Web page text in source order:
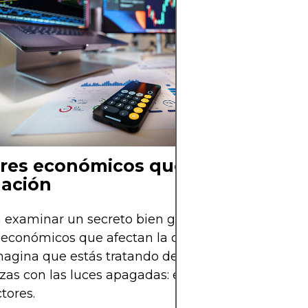
económicos que afectan la
examinar un secreto bien guardado del
que afectan la correlación entre
que estás tratando de armar un
con las luces apagadas: eso es Forex sin